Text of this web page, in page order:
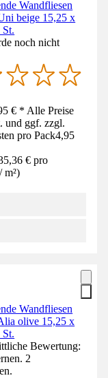
Wandfliesen
beige 15,25 x
St.
noch nicht
€ * Alle Preise
und ggf. zzgl.
pro Pack4,95
€ pro
/ m²)
Wandfliesen
olive 15,25 x
St.
Bewertung:
2